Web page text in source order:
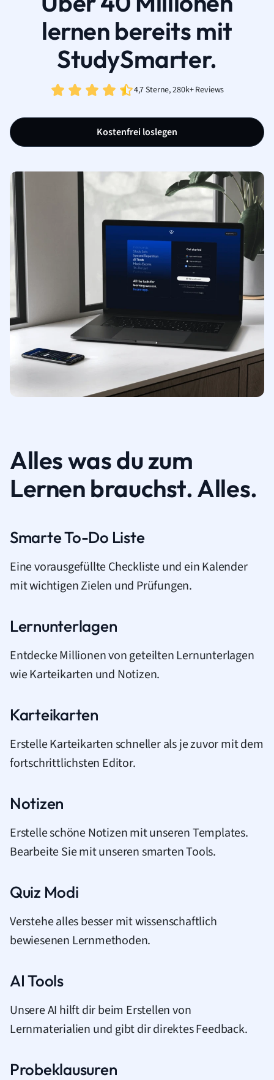
lernen bereits mit
StudySmarter.
4,7 Sterne, 280k+ Reviews
Kostenfrei loslegen
Alles was du zum
Lernen brauchst. Alles.
Smarte To-Do Liste
Eine vorausgefüllte Checkliste und ein Kalender
mit wichtigen Zielen und Prüfungen.
Lernunterlagen
Entdecke Millionen von geteilten Lernunterlagen
wie Karteikarten und Notizen.
Karteikarten
Erstelle Karteikarten schneller als je zuvor mit dem
fortschrittlichsten Editor.
Notizen
Erstelle schöne Notizen mit unseren Templates.
Bearbeite Sie mit unseren smarten Tools.
Quiz Modi
Verstehe alles besser mit wissenschaftlich
bewiesenen Lernmethoden.
AI Tools
Unsere AI hilft dir beim Erstellen von
Lernmaterialien und gibt dir direktes Feedback.
Probeklausuren